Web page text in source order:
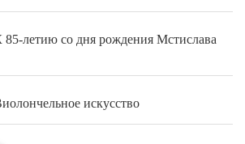
летию со дня рождения Мстислава
искусство